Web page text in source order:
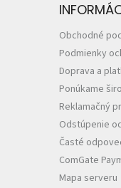
Obchodné
Podmienky
Doprava a
Ponúkame
Reklamačný
Odstúpenie
Časté
ComGate
Mapa serveru